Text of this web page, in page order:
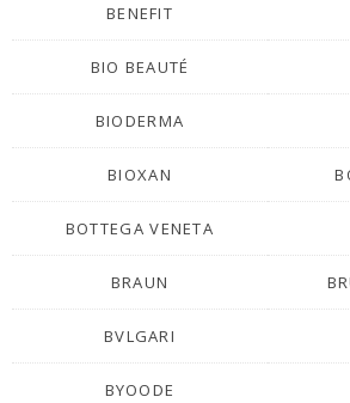
BENEFIT
BIO BEAUTÉ
BIODERMA
BIOXAN
BOTTEGA VENETA
BRAUN
BVLGARI
BYOODE